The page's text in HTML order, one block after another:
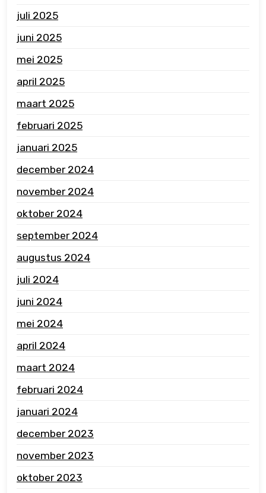
juli 2025
juni 2025
mei 2025
april 2025
maart 2025
februari 2025
januari 2025
december 2024
november 2024
oktober 2024
september 2024
augustus 2024
juli 2024
juni 2024
mei 2024
april 2024
maart 2024
februari 2024
januari 2024
december 2023
november 2023
oktober 2023